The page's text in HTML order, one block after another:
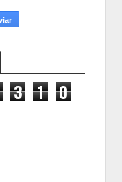
3 1 0